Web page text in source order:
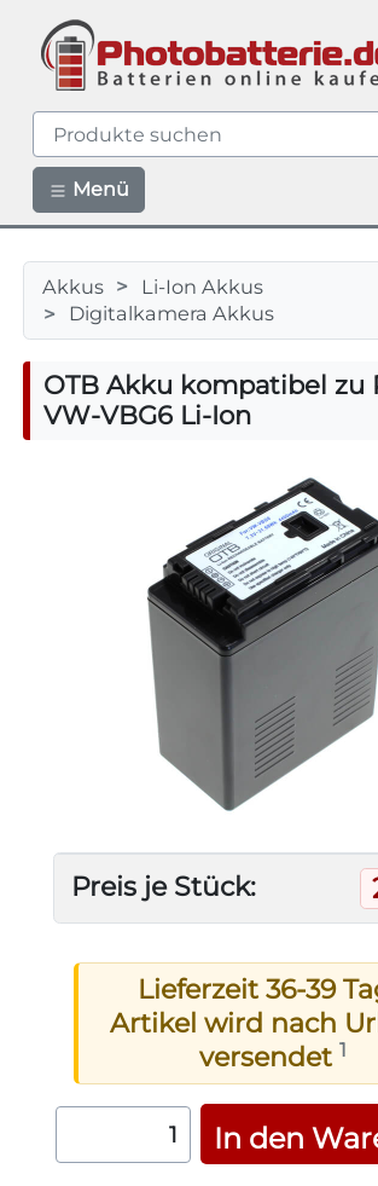
Menü
Akkus > Li-Ion Akkus
> Digitalkamera Akkus
OTB Akku kompatibel zu
VW-VBG6 Li-Ion
Preis je Stück:
Lieferzeit 36-39
Artikel wird nach
versendet 1